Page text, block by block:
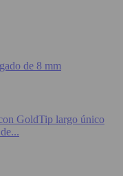
de 8 mm
GoldTip largo único